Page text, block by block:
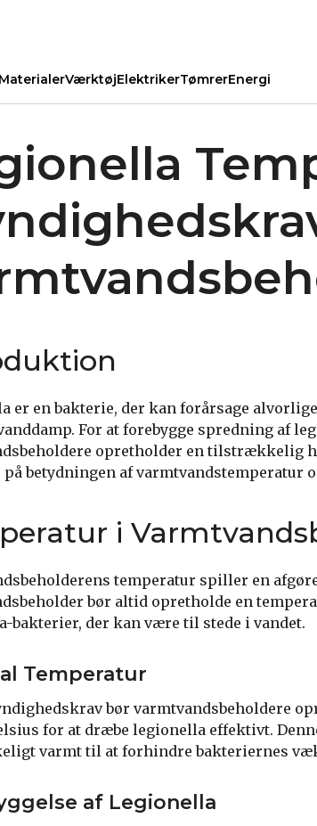
MaterialerVærktøjElektrikerTømrerEnergi
er en bakterie, der kan forårsage
For at forebygge spredning af
opretholder en tilstrækkelig
betydningen af varmtvandstemperatur
i
temperatur spiller en
bør altid opretholde en
bakterier, der kan være til stede i vandet.
Temperatur
bør varmtvandsbeholdere
for at dræbe legionella effektivt.
varmt til at forhindre bakteriernes
af Legionella